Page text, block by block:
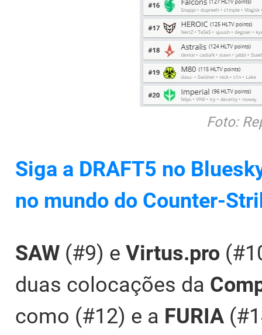
Foto:
Siga a DRAFT5 no
no mundo do Counter-
SAW (#9) e Virtus.pro
duas colocações da
como (#12) e a FURIA